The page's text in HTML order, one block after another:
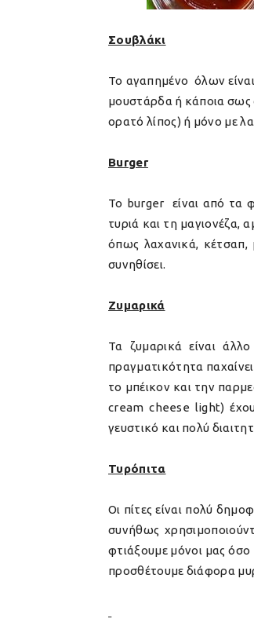
Σουβλάκι
Το αγαπημένο όλων
μουστάρδα ή κάποια σως
ορατό λίπος) ή μόνο με
Burger
Το burger είναι από τα
τυριά και τη μαγιονέζα,
όπως λαχανικά, κέτσαπ,
συνηθίσει.
Ζυμαρικά
Τα ζυμαρικά είναι
πραγματικότητα
το μπέικον και την
cream cheese light)
γευστικό και πολύ
Τυρόπιτα
Οι πίτες είναι πολύ
συνήθως
φτιάξουμε μόνοι μας όσο
προσθέτουμε διάφορα